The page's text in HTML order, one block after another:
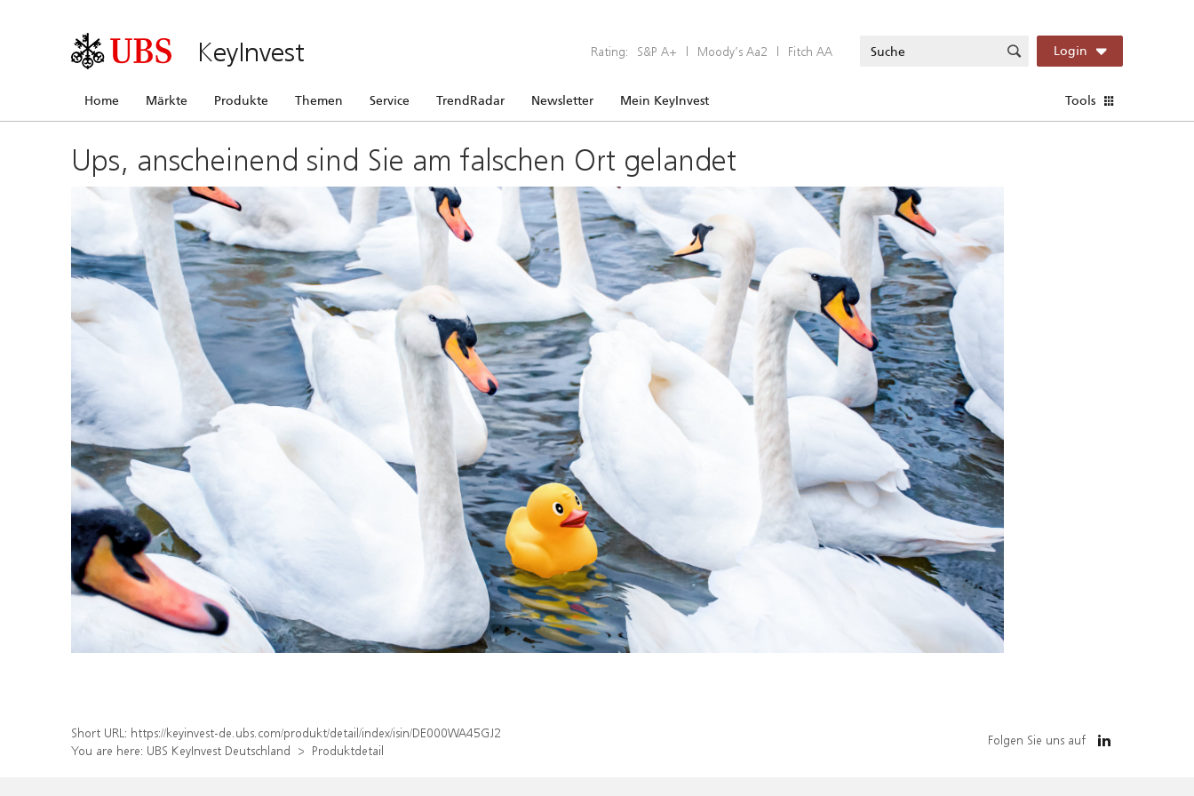
KeyInvest Rating: S&P A+ | Moody’s Aa2 | Fitch AA Login
Home Märkte Produkte Themen Service TrendRadar Newsletter Mein KeyInvest Tools
Ups, anscheinend sind Sie am falschen Ort gelandet
Short URL: https://keyinvest-de.ubs.com/produkt/detail/index/isin/DE000WA45GJ2
You are here: UBS KeyInvest Deutschland Produktdetail
Folgen Sie uns auf